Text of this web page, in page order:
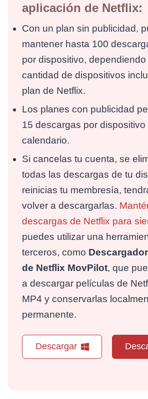
aplicación de Netflix:
Con un plan sin publicidad,
mantener hasta 100
por dispositivo, dependiendo
cantidad de dispositivos
plan de Netflix.
Los planes con publicidad
15 descargas por
calendario.
Si cancelas tu cuenta, se
todas las descargas de tu
reinicias tu membresía,
volver a descargarlas.
descargas de Netflix para
puedes utilizar una
terceros, como
de Netflix MovPilot, que
a descargar películas de
MP4 y conservarlas
permanente.
Descargar